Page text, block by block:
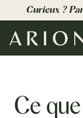
Curieux ?
Ce